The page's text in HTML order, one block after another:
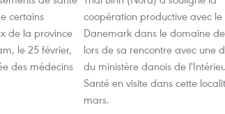
certains
de la province
le 25 février,
des médecins
coopération productive avec le
Danemark dans le domaine
lors de sa rencontre avec une
du ministère danois de
Santé en visite dans cette
mars.